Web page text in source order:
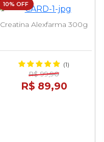
10% OFF
Creatina Alexfarma 300g
(1)
R$ 99,90
R$ 89,90